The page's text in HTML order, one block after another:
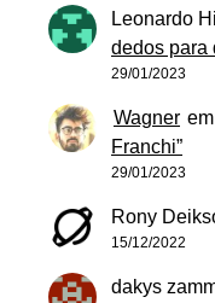
Leonardo
dedos para
29/01/2023
Wagner em
Franchi”
29/01/2023
Rony
15/12/2022
dakys